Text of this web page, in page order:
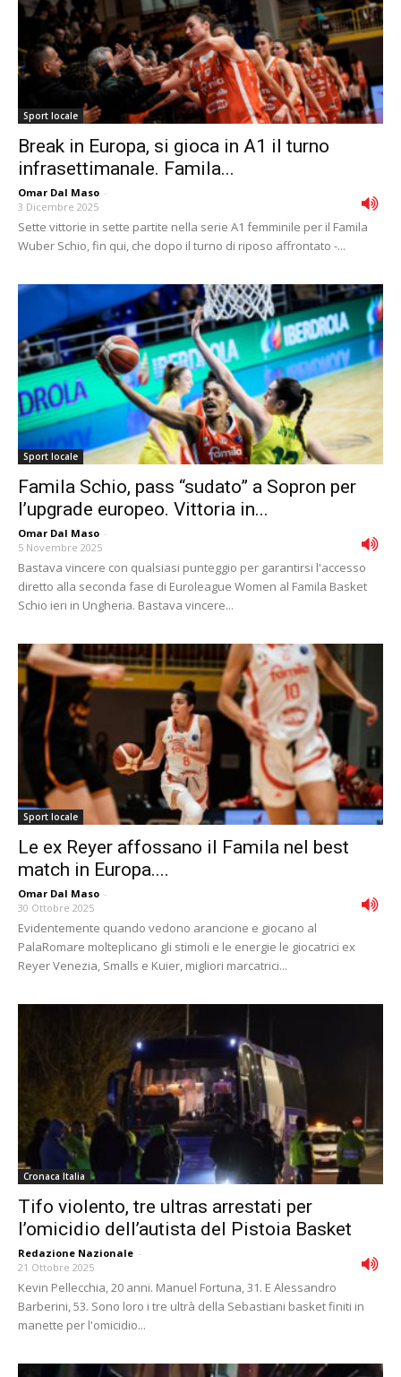
Sport locale
Break in Europa, si gioca in A1 il turno
infrasettimanale. Famila...
Omar Dal Maso -
3 Dicembre 2025
Sette vittorie in sette partite nella serie A1 femminile per il Famila
Wuber Schio, fin qui, che dopo il turno di riposo affrontato -...
Sport locale
Famila Schio, pass “sudato” a Sopron per
l’upgrade europeo. Vittoria in...
Omar Dal Maso -
5 Novembre 2025
Bastava vincere con qualsiasi punteggio per garantirsi l'accesso
diretto alla seconda fase di Euroleague Women al Famila Basket
Schio ieri in Ungheria. Bastava vincere...
Sport locale
Le ex Reyer affossano il Famila nel best
match in Europa....
Omar Dal Maso -
30 Ottobre 2025
Evidentemente quando vedono arancione e giocano al
PalaRomare molteplicano gli stimoli e le energie le giocatrici ex
Reyer Venezia, Smalls e Kuier, migliori marcatrici...
Cronaca Italia
Tifo violento, tre ultras arrestati per
l’omicidio dell’autista del Pistoia Basket
Redazione Nazionale -
21 Ottobre 2025
Kevin Pellecchia, 20 anni. Manuel Fortuna, 31. E Alessandro
Barberini, 53. Sono loro i tre ultrà della Sebastiani basket finiti in
manette per l'omicidio...